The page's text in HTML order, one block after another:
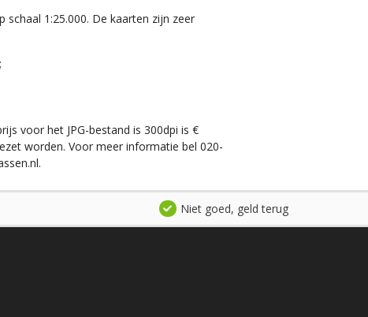
1:25.000. De kaarten zijn zeer
voor het JPG-bestand is 300dpi is €
worden. Voor meer informatie bel 020-
Niet goed, geld terug